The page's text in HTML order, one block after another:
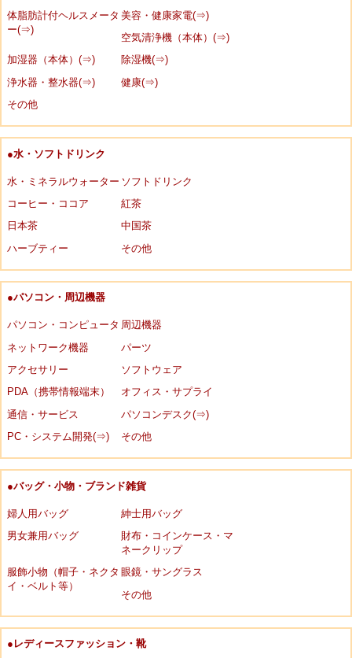
体脂肪計付ヘルスメータ
ー(⇒)
美容・健康家電(⇒)
空気清浄機（本体）(⇒)
加湿器（本体）(⇒)
除湿機(⇒)
浄水器・整水器(⇒)
健康(⇒)
その他
●水・ソフトドリンク
水・ミネラルウォーター ソフトドリンク
コーヒー・ココア
紅茶
日本茶
中国茶
ハーブティー
その他
●パソコン・周辺機器
パソコン・コンピュータ 周辺機器
ネットワーク機器
パーツ
アクセサリー
ソフトウェア
PDA（携帯情報端末）
オフィス・サプライ
通信・サービス
パソコンデスク(⇒)
PC・システム開発(⇒)
その他
●バッグ・小物・ブランド雑貨
婦人用バッグ
紳士用バッグ
男女兼用バッグ
財布・コインケース・マ
ネークリップ
服飾小物（帽子・ネクタ
イ・ベルト等）
眼鏡・サングラス
その他
●レディースファッション・靴